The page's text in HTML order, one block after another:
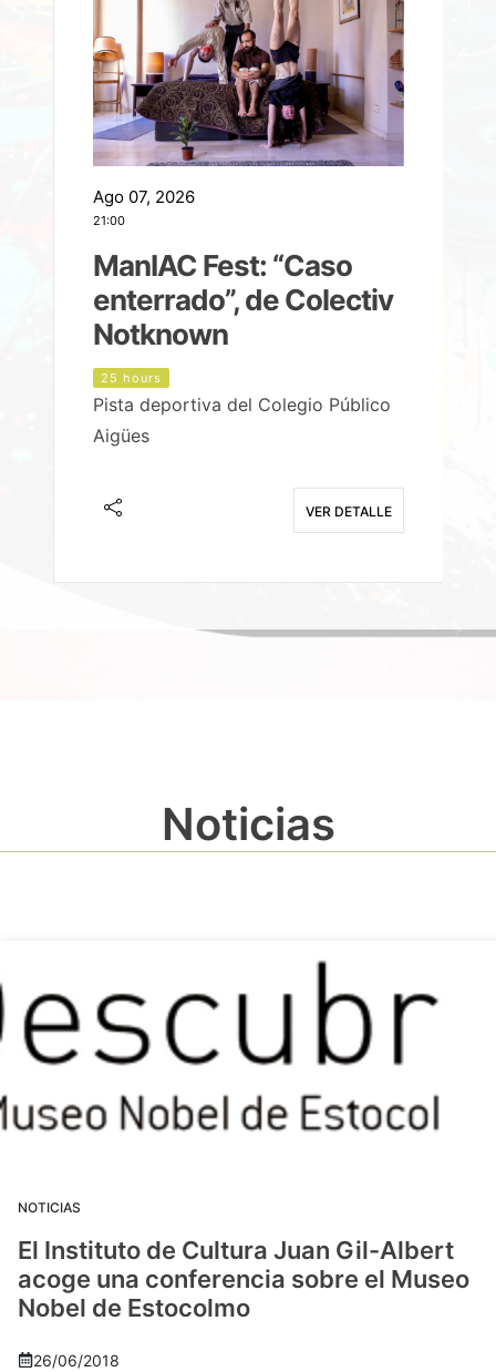
Ago 07, 2026
21:00
ManIAC Fest: “Caso
enterrado”, de Colectiv
Notknown
25 hours
Pista deportiva del Colegio Público
Aigües
VER DETALLE
Noticias
NOTICIAS
El Instituto de Cultura Juan Gil-Albert
acoge una conferencia sobre el Museo
Nobel de Estocolmo
26/06/2018